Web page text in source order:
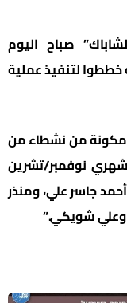
صباح اليوم
لتنفيذ عملية
مكونة من نشطاء من
نوفمبر/تشرين
جاسر علي، ومنذر
شويكي.”